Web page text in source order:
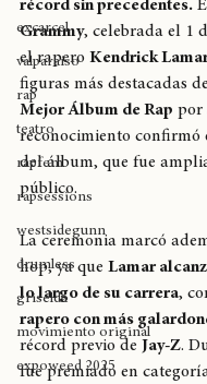
seventosmoke
excarcel
valparaíso
rap
teatro
rapfem
rapsessions
westsidegunn
drumless
griselda
movimiento original
Kendrick Lamar hace
récord sin precedentes.
Grammy, celebrada el 1
el rapero Kendrick Lamar
figuras más destacadas
Mejor Álbum de Rap por
reconocimiento
del álbum, que fue
público.
La ceremonia marcó
hop, ya que Lamar
lo largo de su carrera,
rapero con más
récord previo de Jay-Z.